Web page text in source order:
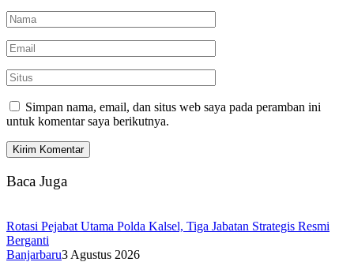
Simpan nama, email, dan situs web saya pada peramban ini
untuk komentar saya berikutnya.
Baca Juga
Rotasi Pejabat Utama Polda Kalsel, Tiga Jabatan Strategis Resmi
Berganti
Banjarbaru3 Agustus 2026